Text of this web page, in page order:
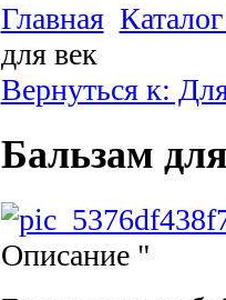
Главная
для век
Вернуться к:
Бальзам
Описание"